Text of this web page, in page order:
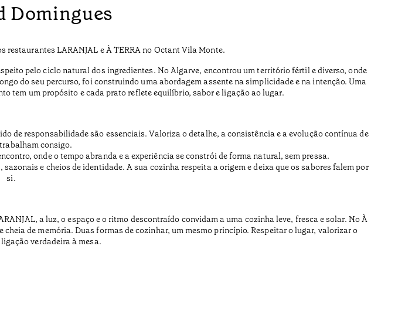
Domingues
restaurantes LARANJAL e À TERRA no Octant Vila Monte.
pelo ciclo natural dos ingredientes. No Algarve, encontrou um território fértil e diverso, onde
do seu percurso, foi construindo uma abordagem assente na simplicidade e na intenção. Uma
tem um propósito e cada prato reflete equilíbrio, sabor e ligação ao lugar.
de responsabilidade são essenciais. Valoriza o detalhe, a consistência e a evolução contínua de
consigo.
onde o tempo abranda e a experiência se constrói de forma natural, sem pressa.
e cheios de identidade. A sua cozinha respeita a origem e deixa que os sabores falem por
si.
a luz, o espaço e o ritmo descontraído convidam a uma cozinha leve, fresca e solar. No À
de memória. Duas formas de cozinhar, um mesmo princípio. Respeitar o lugar, valorizar o
verdadeira à mesa.